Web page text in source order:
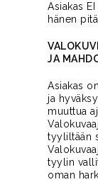
Asiakas
hänen
JA
Asiakas
ja
muuttua
tyyliltään
tyylin
oman